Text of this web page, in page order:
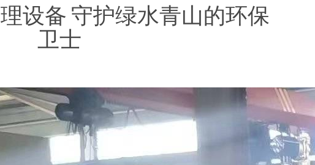
设备 守护绿水青山的环保
卫士